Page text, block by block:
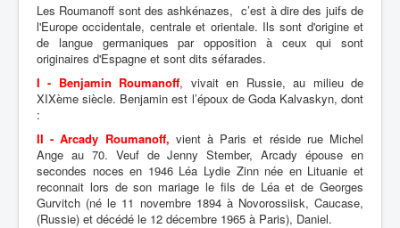
Les Roumanoff sont des ashkénazes, c’est à dire des juifs de
l'Europe occidentale, centrale et orientale. Ils sont d'origine et
de langue germaniques par opposition à ceux qui sont
originaires d'Espagne et sont dits séfarades.
I - Benjamin Roumanoff, vivait en Russie, au milieu de
XIXème siècle. Benjamin est l’époux de Goda Kalvaskyn, dont
:
II - Arcady Roumanoff, vient à Paris et réside rue Michel
Ange au 70. Veuf de Jenny Stember, Arcady épouse en
secondes noces en 1946 Léa Lydie Zinn née en Lituanie et
reconnait lors de son mariage le fils de Léa et de Georges
Gurvitch (né le 11 novembre 1894 à Novorossiisk, Caucase,
(Russie) et décédé le 12 décembre 1965 à Paris), Daniel.